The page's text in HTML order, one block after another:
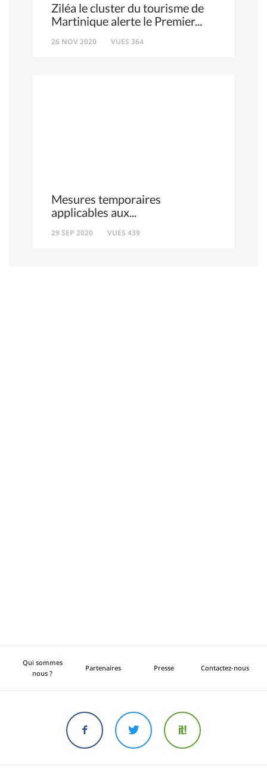
Ziléa le cluster du tourisme de
Martinique alerte le Premier
26 NOV 2020 VUES 364
Mesures temporaires
applicables aux
29 SEP 2020 VUES 439
Qui sommes
nous ?
Partenaires Presse Contactez-nous